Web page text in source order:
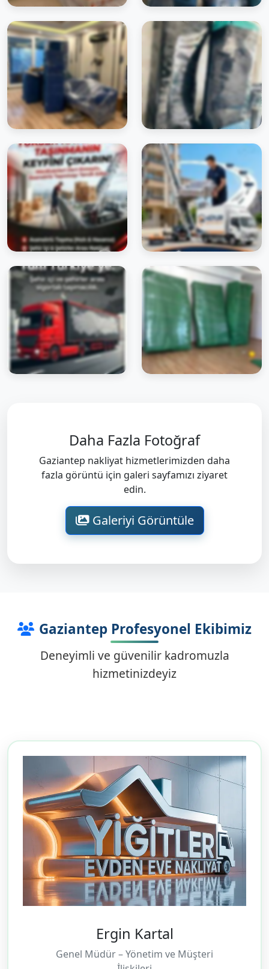
Daha Fazla Fotoğraf
Gaziantep nakliyat hizmetlerimizden daha
fazla görüntü için galeri sayfamızı ziyaret
edin.
Galeriyi Görüntüle
Gaziantep Profesyonel Ekibimiz
Deneyimli ve güvenilir kadromuzla
hizmetinizdeyiz
Ergin Kartal
Genel Müdür – Yönetim ve Müşteri